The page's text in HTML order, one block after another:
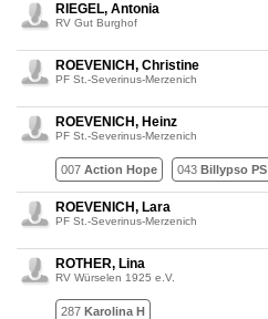
RIEGEL, Antonia
RV Gut Burghof
ROEVENICH, Christine
PF St.-Severinus-Merzenich
ROEVENICH, Heinz
PF St.-Severinus-Merzenich
007 Action Hope 043 Billypso PS
ROEVENICH, Lara
PF St.-Severinus-Merzenich
ROTHER, Lina
RV Würselen 1925 e.V.
287 Karolina H